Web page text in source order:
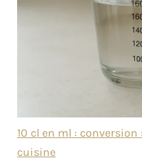
10 cl en ml :
cuisine